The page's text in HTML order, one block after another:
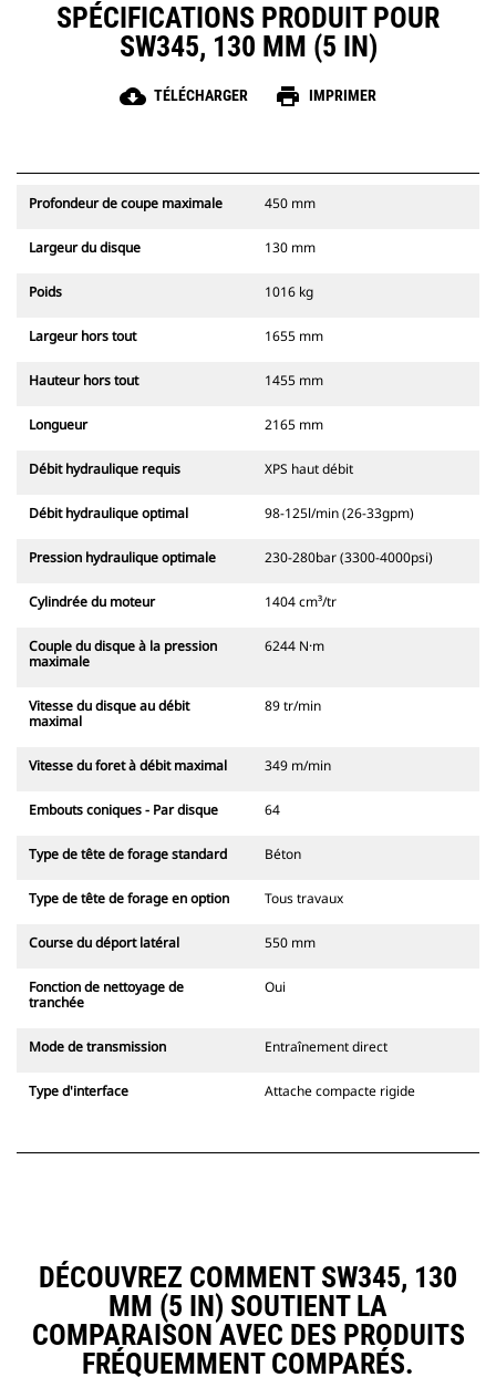
SPÉCIFICATIONS PRODUIT POUR
SW345, 130 MM (5 IN)
cloud_download TÉLÉCHARGER print IMPRIMER
Profondeur de coupe maximale 450 mm
Largeur du disque 130 mm
Poids 1016 kg
Largeur hors tout 1655 mm
Hauteur hors tout 1455 mm
Longueur 2165 mm
Débit hydraulique requis XPS haut débit
Débit hydraulique optimal 98-125l/min (26-33gpm)
Pression hydraulique optimale 230-280bar (3300-4000psi)
Cylindrée du moteur 1404 cm³/tr
Couple du disque à la pression
maximale
6244 N·m
Vitesse du disque au débit
maximal
89 tr/min
Vitesse du foret à débit maximal 349 m/min
Embouts coniques - Par disque 64
Type de tête de forage standard Béton
Type de tête de forage en option Tous travaux
Course du déport latéral 550 mm
Fonction de nettoyage de
tranchée
Oui
Mode de transmission Entraînement direct
Type d'interface Attache compacte rigide
DÉCOUVREZ COMMENT SW345, 130
MM (5 IN) SOUTIENT LA
COMPARAISON AVEC DES PRODUITS
FRÉQUEMMENT COMPARÉS.